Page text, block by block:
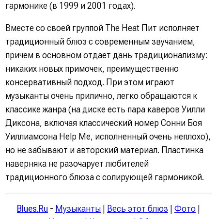
гармонике (в 1999 и 2001 годах).
Вместе со своей группой The Heat Пит исполняет
традиционный блюз с современным звучанием,
причем в основном отдает дань традиционализму:
никаких новых примочек, преимущественно
консервативный подход. При этом играют
музыканты очень прилично, легко обращаются к
классике жанра (на диске есть пара каверов Уилли
Диксона, включая классический номер Сонни Боя
Уиллиамсона Help Me, исполненный очень неплохо),
но не забывают и авторский материал. Пластинка
наверняка не разочарует любителей
традиционного блюза с солирующей гармоникой.
Blues.Ru - Музыканты Весь этот блюз Фото